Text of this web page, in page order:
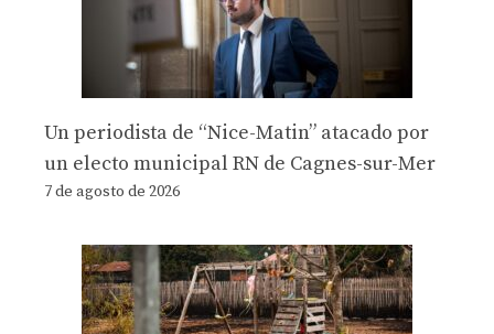
Un periodista de “Nice-Matin” atacado por
un electo municipal RN de Cagnes-sur-Mer
7 de agosto de 2026